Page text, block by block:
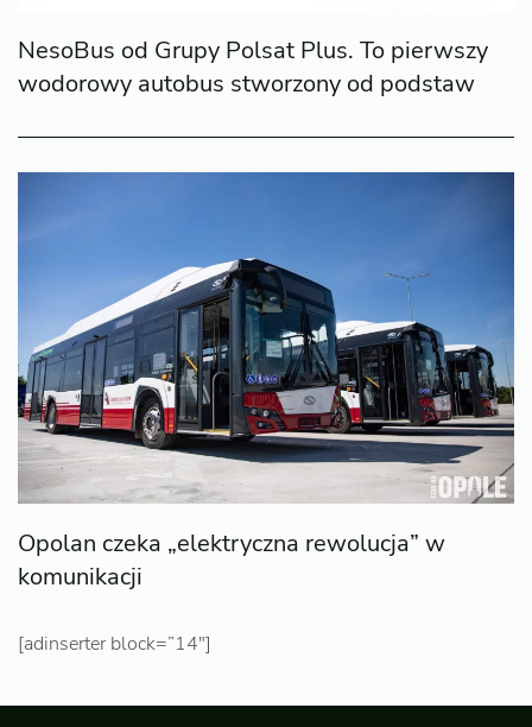
NesoBus od Grupy Polsat Plus. To pierwszy
wodorowy autobus stworzony od podstaw
Opolan czeka „elektryczna rewolucja” w
komunikacji
[adinserter block=”14″]